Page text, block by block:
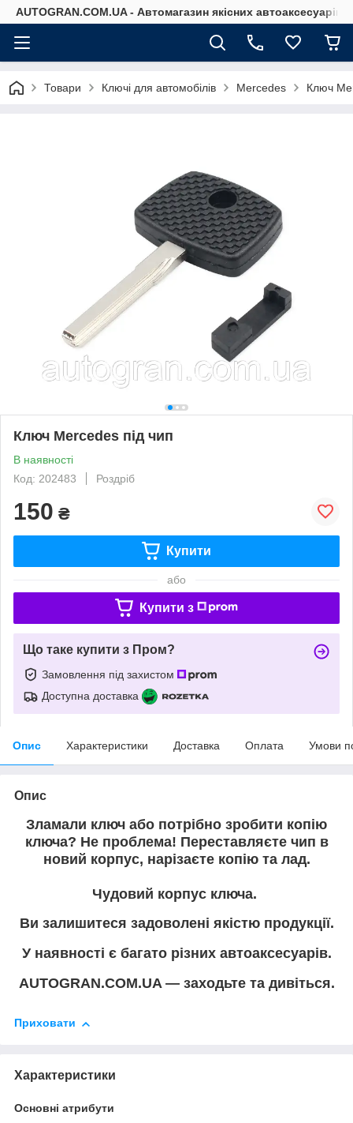
AUTOGRAN.COM.UA - Автомагазин якісних автоаксесуарів
Товари Ключі для автомобілів Mercedes Ключ
Ключ Mercedes під чип
В наявності
Код: 202483
Роздріб
150 ₴
Купити
або
Купити з
Що таке купити з Пром?
Замовлення під захистом
Доступна доставка
Опис Характеристики Доставка Оплата Умови
Опис
Зламали ключ або потрібно зробити копію
ключа? Не проблема! Переставляєте чип в
новий корпус, нарізаєте копію та лад.
Чудовий корпус ключа.
Ви залишитеся задоволені якістю продукції.
У наявності є багато різних автоаксесуарів.
AUTOGRAN.COM.UA — заходьте та дивіться.
Приховати
Характеристики
Основні атрибути